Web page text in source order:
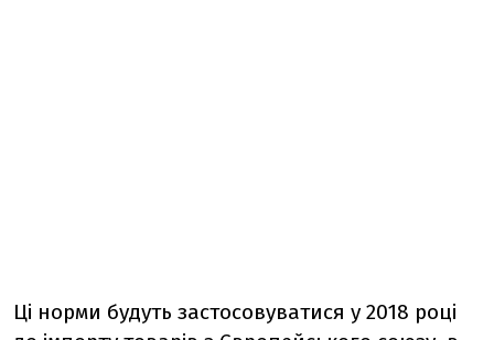
Ці норми будуть застосовуватися у 2018 році